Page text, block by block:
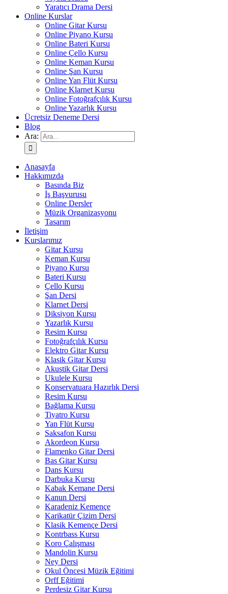
Yaratıcı Drama Dersi
Online Kurslar
Online Gitar Kursu
Online Piyano Kursu
Online Bateri Kursu
Online Çello Kursu
Online Keman Kursu
Online Şan Kursu
Online Yan Flüt Kursu
Online Klarnet Kursu
Online Fotoğrafçılık Kursu
Online Yazarlık Kursu
Ücretsiz Deneme Dersi
Blog
Ara:
Anasayfa
Hakkımızda
Basında Biz
İş Başvurusu
Online Dersler
Müzik Organizasyonu
Tasarım
İletişim
Kurslarımız
Gitar Kursu
Keman Kursu
Piyano Kursu
Bateri Kursu
Çello Kursu
Şan Dersi
Klarnet Dersi
Diksiyon Kursu
Yazarlık Kursu
Resim Kursu
Fotoğrafçılık Kursu
Elektro Gitar Kursu
Klasik Gitar Kursu
Akustik Gitar Dersi
Ukulele Kursu
Konservatuara Hazırlık Dersi
Resim Kursu
Bağlama Kursu
Tiyatro Kursu
Yan Flüt Kursu
Saksafon Kursu
Akordeon Kursu
Flamenko Gitar Dersi
Bas Gitar Kursu
Dans Kursu
Darbuka Kursu
Kabak Kemane Dersi
Kanun Dersi
Karadeniz Kemençe
Karikatür Çizim Dersi
Klasik Kemençe Dersi
Kontrbass Kursu
Koro Çalışması
Mandolin Kursu
Ney Dersi
Okul Öncesi Müzik Eğitimi
Orff Eğitimi
Perdesiz Gitar Kursu